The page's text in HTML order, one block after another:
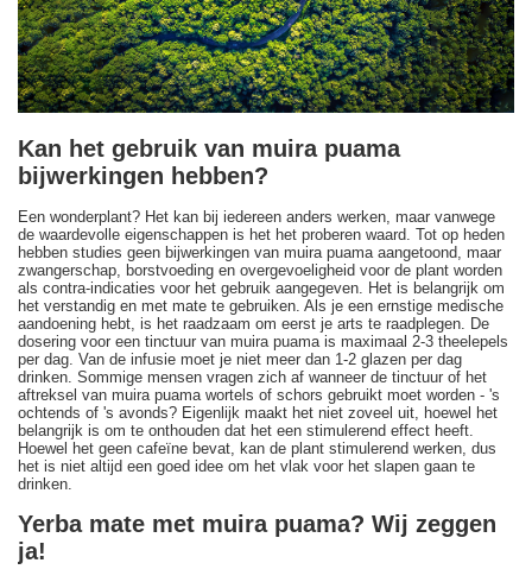
Kan het gebruik van muira puama
bijwerkingen hebben?
Een wonderplant? Het kan bij iedereen anders werken, maar vanwege
de waardevolle eigenschappen is het het proberen waard. Tot op heden
hebben studies geen bijwerkingen van muira puama aangetoond, maar
zwangerschap, borstvoeding en overgevoeligheid voor de plant worden
als contra-indicaties voor het gebruik aangegeven. Het is belangrijk om
het verstandig en met mate te gebruiken. Als je een ernstige medische
aandoening hebt, is het raadzaam om eerst je arts te raadplegen. De
dosering voor een tinctuur van muira puama is maximaal 2-3 theelepels
per dag. Van de infusie moet je niet meer dan 1-2 glazen per dag
drinken. Sommige mensen vragen zich af wanneer de tinctuur of het
aftreksel van muira puama wortels of schors gebruikt moet worden - 's
ochtends of 's avonds? Eigenlijk maakt het niet zoveel uit, hoewel het
belangrijk is om te onthouden dat het een stimulerend effect heeft.
Hoewel het geen cafeïne bevat, kan de plant stimulerend werken, dus
het is niet altijd een goed idee om het vlak voor het slapen gaan te
drinken.
Yerba mate met muira puama? Wij zeggen
ja!